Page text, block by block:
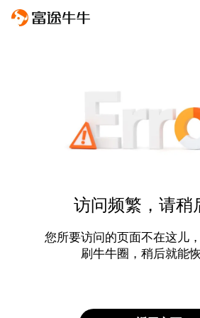
访问频繁，请稍
您所要访问的页面不在这儿
刷牛牛圈，稍后就能